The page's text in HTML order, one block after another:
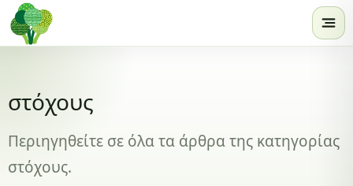
Skip to content
στόχους
Περιηγηθείτε σε όλα τα άρθρα της κατηγορίας
στόχους.